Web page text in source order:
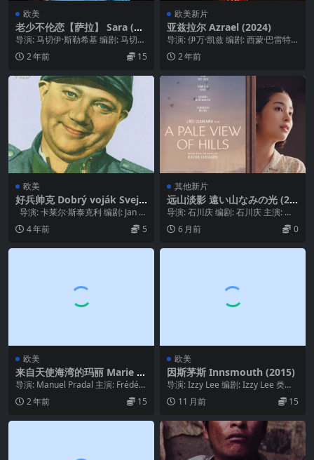
欧美
老少不伦恋【萨拉】 Sara (19
97)
导演: 马切伊·斯勒希基 编剧: 马切伊
·斯勒希基 主演: 博古斯瓦夫·林达 /...
2 年前 15
欧美新片
亚兹拉尔 Azrael (2024)
导演: 伊万·凯兹 编剧: 西蒙·巴雷特
主演: 萨玛拉·维文 / 内森·斯图尔...
2 年前
欧美
好兵帅克 Dobrý voják Svejk
(1957)
导演: 卡莱尔·斯泰克利 编剧: Jan H
alek / 卡莱尔·...
4 年前 5
其他新片
远山淡影 遠い山なみの光 (20
25)
导演: 石川庆 编剧: 石川庆 主演: 广
濑铃 / 二阶堂富美 / 吉田羊 / ...
6 月前 0
欧美
来自天使海湾的玛丽 Marie B
aie des Anges (1997)
导演: Manuel Pradal 主演: Frédéri
c Malgras /...
2 年前 15
欧美
因斯茅斯 Innsmouth (2015)
导演: Izzy Lee 编剧: Izzy Lee 类
型: 悬疑 / 恐怖 / ...
11 月前 15